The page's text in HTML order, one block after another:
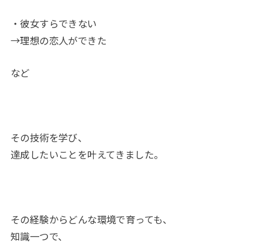
・彼女すらできない
→理想の恋人ができた
など
その技術を学び、
達成したいことを叶えてきました。
その経験からどんな環境で育っても、
知識一つで、